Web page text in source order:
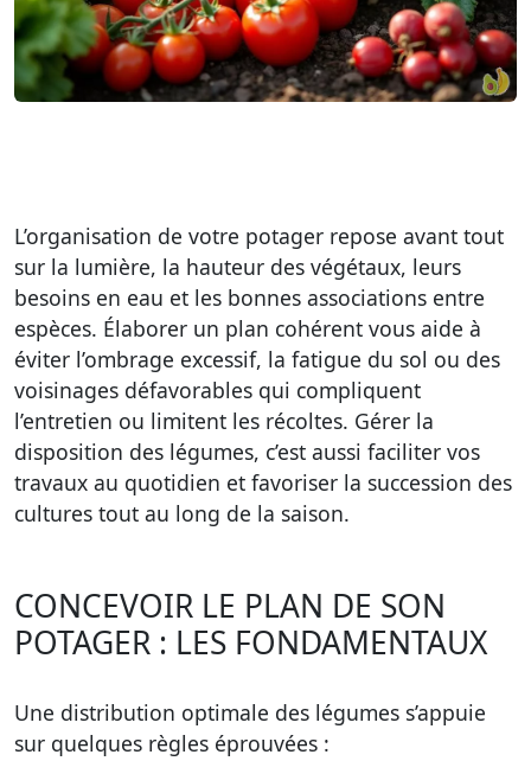
L’organisation de votre potager repose avant tout
sur la lumière, la hauteur des végétaux, leurs
besoins en eau et les bonnes associations entre
espèces. Élaborer un plan cohérent vous aide à
éviter l’ombrage excessif, la fatigue du sol ou des
voisinages défavorables qui compliquent
l’entretien ou limitent les récoltes. Gérer la
disposition des légumes, c’est aussi faciliter vos
travaux au quotidien et favoriser la succession des
cultures tout au long de la saison.
CONCEVOIR LE PLAN DE SON
POTAGER : LES FONDAMENTAUX
Une distribution optimale des légumes s’appuie
sur quelques règles éprouvées :